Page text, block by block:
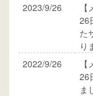
2023/9/26
26
た
り
2022/9/26
26
ま